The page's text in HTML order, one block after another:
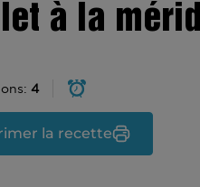
à la
4
la recette